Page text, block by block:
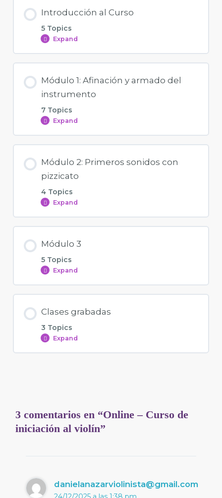
Introducción al Curso
5 Topics
Expand
Módulo 1: Afinación y armado del
instrumento
7 Topics
Expand
Módulo 2: Primeros sonidos con
pizzicato
4 Topics
Expand
Módulo 3
5 Topics
Expand
Clases grabadas
3 Topics
Expand
3 comentarios en “Online – Curso de
iniciación al violín”
danielanazarviolinista@gmail.com